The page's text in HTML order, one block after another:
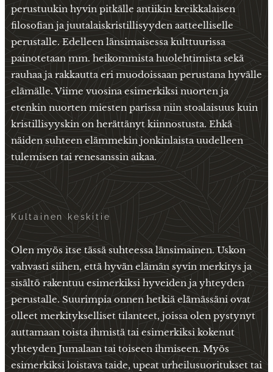
perustuukin hyvin pitkälle antiikin kreikkalaisen
filosofian ja juutalaiskristillisyyden aatteelliselle
perustalle. Edelleen länsimaisessa kulttuurissa
painotetaan mm. heikommista huolehtimista sekä
rauhaa ja rakkautta eri muodoissaan perustana hyvälle
elämälle. Viime vuosina esimerkiksi nuorten ja
etenkin nuorten miesten parissa niin stoalaisuus kuin
kristillisyyskin on herättänyt kiinnostusta. Ehkä
näiden suhteen elämmekin jonkinlaista uudelleen
tulemisen tai renesanssin aikaa.
Kultainen keskitie
Olen myös itse tässä suhteessa länsimainen. Uskon
vahvasti siihen, että hyvän elämän syvin merkitys ja
sisältö rakentuu esimerkiksi hyveiden ja yhteyden
perustalle. Suurimpia onnen hetkiä elämässäni ovat
olleet merkitykselliset tilanteet, joissa olen pystynyt
auttamaan toista ihmistä tai esimerkiksi kokenut
yhteyden Jumalaan tai toiseen ihmiseen. Myös
esimerkiksi loistava taide, upeat urheilusuoritukset tai